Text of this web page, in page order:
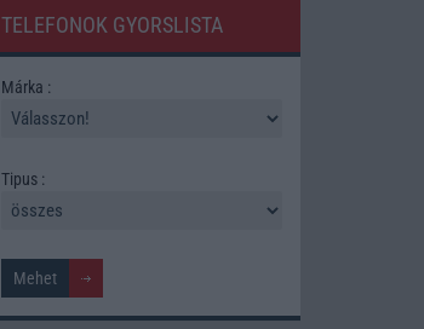
TELEFONOK GYORSLISTA
Márka :
Tipus :